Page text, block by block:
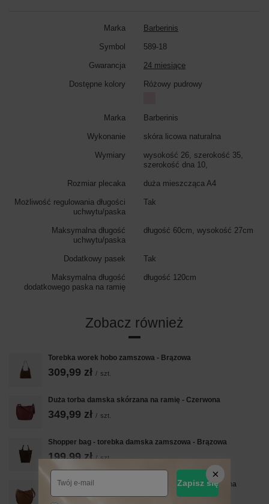
Marka Barberinis
Symbol 589-18
Gwarancja 24 miesiące
Dostępne kolory Różowy pudrowy
Marka Barberinis
Wykonanie skóra licowa naturalna
Wymiary
wysokość 26, szerokość 35,
szerokość dna 10,
Rozmiar plecaka duża mieszcząca A4
Możliwość regulowania długości
uchwytu/paska
Tak
Maksymalna długość
uchwytu/paska
długość 60cm, wysokość 27cm
Dodatkowy pasek Tak
Maksymalna długość
dodatkowego paska na ramię
długość 120cm
Zobacz również
Torebka worek hobo zamszowa - Brązowa
309,99 zł / szt.
Duża torba damska skórzana na ramię - Czerwona
349,99 zł / szt.
Shopper bag - torebka damska zamszowa - Brązowa
199,99 zł / szt.
Duża torba damska skórzana na ramię - Brązowa jasna
349,99 zł
Zapisz się